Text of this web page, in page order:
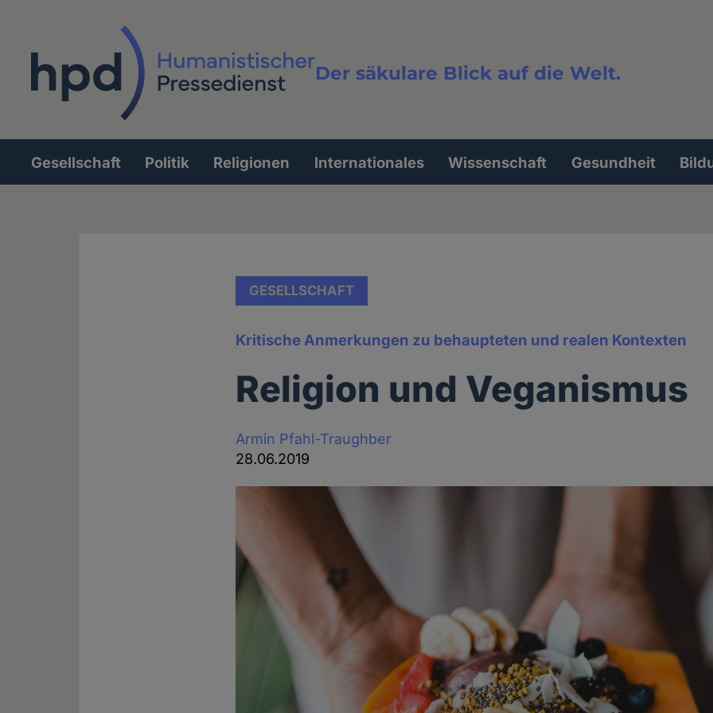
Der säkulare Blick auf die Welt.
Volltextsuche
Hauptnavigation
Gesellschaft Politik Religionen Internationales Wissenschaft Gesundheit
GESELLSCHAFT
Kritische Anmerkungen zu behaupteten und realen Kontexten
Religion und Veganismus
Armin Pfahl-Traughber
28.06.2019